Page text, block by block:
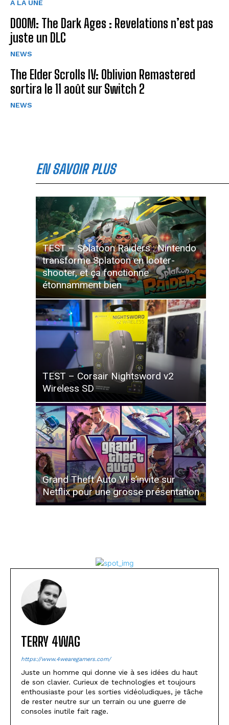
A LA UNE
DOOM: The Dark Ages : Revelations n’est pas
juste un DLC
NEWS
The Elder Scrolls IV: Oblivion Remastered
sortira le 11 août sur Switch 2
NEWS
EN SAVOIR PLUS
TEST – Splatoon Raiders : Nintendo
transforme Splatoon en looter-
shooter, et ça fonctionne
étonnamment bien
TEST – Corsair Nightsword v2
Wireless SD
Grand Theft Auto VI s’invite sur
Netflix pour une grosse présentation
TERRY 4WAG
https://www.4wearegamers.com/
Juste un homme qui donne vie à ses idées du haut
de son clavier. Curieux de technologies et toujours
enthousiaste pour les sorties vidéoludiques, je tâche
de rester neutre sur un terrain ou une guerre de
consoles inutile fait rage.